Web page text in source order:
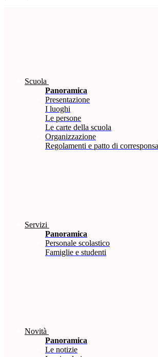
Scuola
Panoramica
Presentazione
I luoghi
Le persone
Le carte della scuola
Organizzazione
Regolamenti e patto di
Servizi
Panoramica
Personale scolastico
Famiglie e studenti
Novità
Panoramica
Le notizie